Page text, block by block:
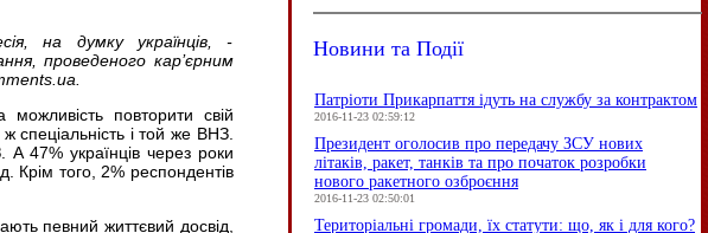
на думку українців, -
проведеного кар’єрним
повторити свій
спеціальність і той же ВНЗ.
47% українців через роки
Крім того, 2% респондентів
певний життєвий досвід,
Новини та Події
Патріоти Прикарпаття ідуть на службу за контрактом
2016-11-23 02:59:12
Президент оголосив про передачу ЗСУ нових
літаків, ракет, танків та про початок розробки
нового ракетного озброєння
2016-11-23 02:50:01
Територіальні громади, їх статути: що, як і для кого?